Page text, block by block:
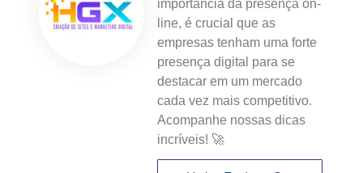
importância da presença on-
line, é crucial que as
empresas tenham uma forte
presença digital para se
destacar em um mercado
cada vez mais competitivo.
Acompanhe nossas dicas
incríveis! 🚀